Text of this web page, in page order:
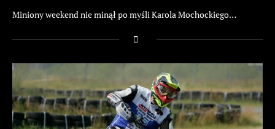
Miniony weekend nie minął po myśli Karola Mochockiego…